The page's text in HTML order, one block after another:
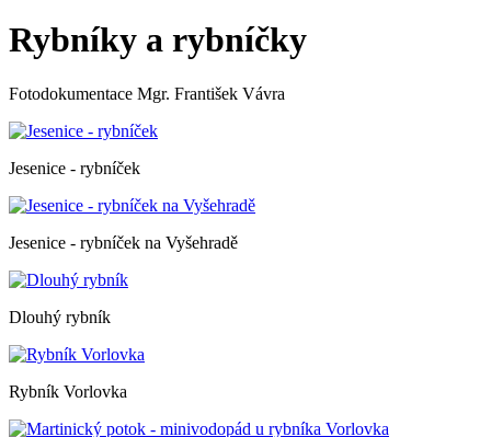
Rybníky a rybníčky
Fotodokumentace Mgr. František Vávra
Jesenice - rybníček
Jesenice - rybníček na Vyšehradě
Dlouhý rybník
Rybník Vorlovka